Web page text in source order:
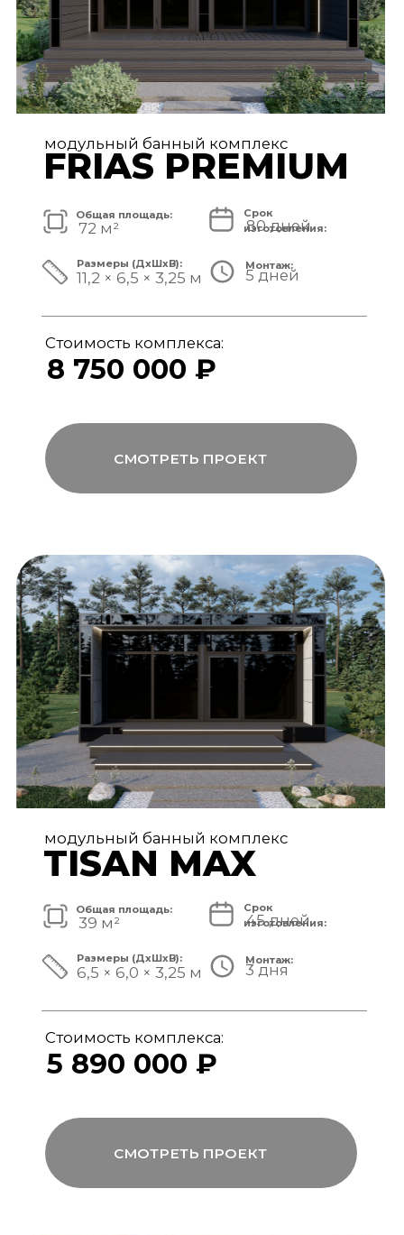
6 950 000 ₽
11,7 × 3,9 × 3,25 м
80 дней
48 м²
Общая площадь:
модульный банный комплекс
TISAN LUXE